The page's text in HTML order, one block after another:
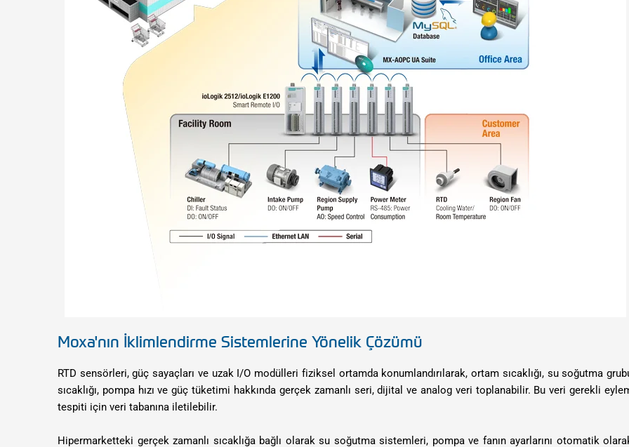
Moxa'nın İklimlendirme Sistemlerine Yönelik Çözümü
RTD sensörleri, güç sayaçları ve uzak I/O modülleri fiziksel ortamda konumlandırılarak, ortam sıcaklığı, su soğutma
sıcaklığı, pompa hızı ve güç tüketimi hakkında gerçek zamanlı seri, dijital ve analog veri toplanabilir. Bu veri gerekli
tespiti için veri tabanına iletilebilir.
Hipermarketteki gerçek zamanlı sıcaklığa bağlı olarak su soğutma sistemleri, pompa ve fanın ayarlarını otomatik